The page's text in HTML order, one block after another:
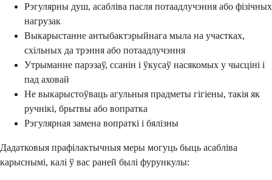
Рэгулярны душ, асабліва пасля потаадлучэння або фізічных
нагрузак
Выкарыстанне антыбактэрыйнага мыла на участках,
схільных да трэння або потаадлучэння
Утрыманне парэзаў, ссанін і ўкусаў насякомых у чысціні і
пад аховай
Не выкарыстоўваць агульныя прадметы гігіены, такія як
ручнікі, брытвы або вопратка
Рэгулярная замена вопраткі і бялізны
Дадатковыя прафілактычныя меры могуць быць асабліва
карыснымі, калі ў вас раней былі фурункулы: